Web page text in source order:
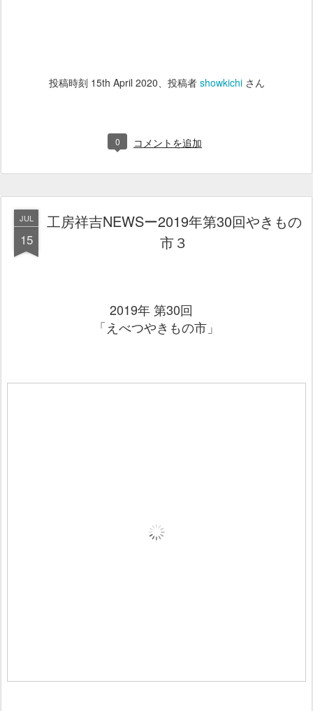
投稿時刻 15th April 2020、投稿者 showkichiさん
0 コメントを追加
JUL
15
工房祥吉NEWSー2019年第30回やきもの
市３
2019年 第30回
「えべつやきもの市」